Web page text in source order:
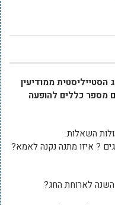
הסטייליסטית ממודיעין
מספר כללים להופעה
השאלות:
? איזו מתנה נקנה לאמא?
לארוחת החג?